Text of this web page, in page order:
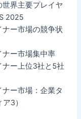
界主要プレイヤ
2025
ー市場の競争状
ー市場集中率
ー上位3社と5社
ー市場：企業タ
3）